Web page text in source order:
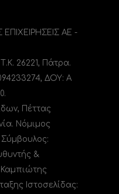
ΑΕ -
26221, Πάτρα.
ΔΟΥ: A
Πέττας
Νόμιμος
&
Καμπιώτης
Ιστοσελίδας: